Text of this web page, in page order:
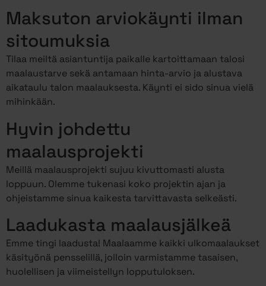
Maksuton arviokäynti ilman
sitoumuksia
Tilaa meiltä asiantuntija paikalle kartoittamaan talosi
maalaustarve sekä antamaan hinta-arvio ja alustava
aikataulu talon maalauksesta. Käynti ei sido sinua vielä
mihinkään.
Hyvin johdettu
maalausprojekti
Meillä maalausprojekti sujuu kivuttomasti alusta
loppuun. Olemme tukenasi koko projektin ajan ja
ohjeistamme sinua kaikesta tarvittavasta selkeästi.
Laadukasta maalausjälkeä
Emme tingi laadusta! Maalaamme kaikki ulkomaalaukset
käsityönä pensselillä, jolloin varmistamme tasaisen,
huolellisen ja viimeistellyn lopputuloksen.